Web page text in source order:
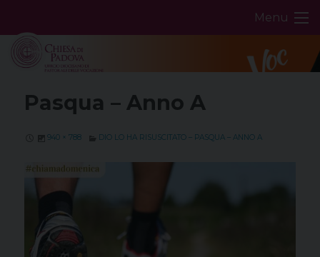
content
Menu
Pasqua – Anno A
940 × 788 DIO LO HA RISUSCITATO – PASQUA – ANNO A